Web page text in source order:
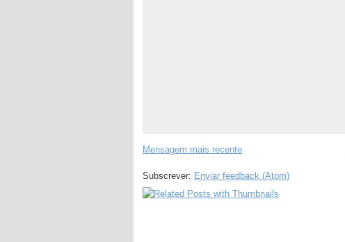
Mensagem mais recente
Subscrever: Enviar feedback (Atom)